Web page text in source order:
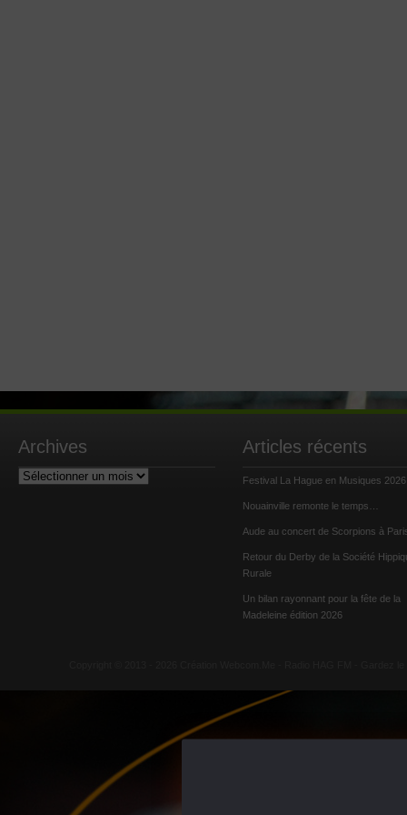
Archives
Archives
Articles récents
Festival La Hague en Musiques 2026
Nouainville remonte le temps…
Aude au concert de Scorpions à
Retour du Derby de la Société
Rurale
Un bilan rayonnant pour la fête de la
Madeleine édition 2026